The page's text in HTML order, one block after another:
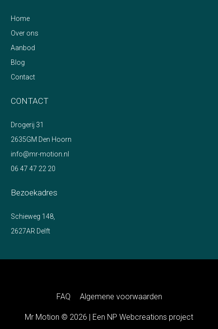
Home
Over ons
Aanbod
Blog
Contact
CONTACT
Drogerij 31
2635GM Den Hoorn
info@mr-motion.nl
06 47 47 22 20
Bezoekadres
Schieweg 148,
2627AR Delft
FAQ Algemene voorwaarden
Mr Motion © 2026 | Een NP Webcreations project